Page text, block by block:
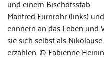
Manfred Fürnrohr (links)
erinnern an das Leben und
sie sich selbst als
erzählen. © Fabienne